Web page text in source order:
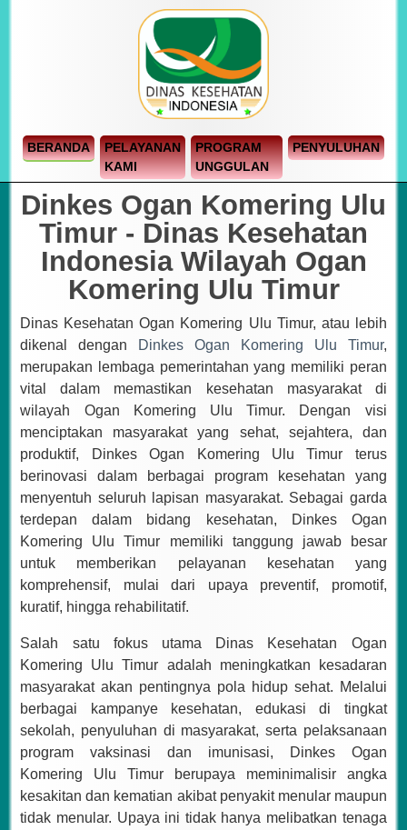
BERANDA
PELAYANAN
KAMI
PROGRAM
UNGGULAN
PENYULUHAN
Dinkes Ogan Komering Ulu
Timur - Dinas Kesehatan
Indonesia Wilayah Ogan
Komering Ulu Timur
Dinas Kesehatan Ogan Komering Ulu Timur, atau lebih
dikenal dengan
Dinkes Ogan Komering Ulu Timur,
merupakan lembaga pemerintahan yang memiliki peran
vital dalam memastikan kesehatan masyarakat di
wilayah Ogan Komering Ulu Timur. Dengan visi
menciptakan masyarakat yang sehat, sejahtera, dan
produktif, Dinkes Ogan Komering Ulu Timur terus
berinovasi dalam berbagai program kesehatan yang
menyentuh seluruh lapisan masyarakat. Sebagai garda
terdepan dalam bidang kesehatan, Dinkes Ogan
Komering Ulu Timur memiliki tanggung jawab besar
untuk memberikan pelayanan kesehatan yang
komprehensif, mulai dari upaya preventif, promotif,
kuratif, hingga rehabilitatif.
Salah satu fokus utama Dinas Kesehatan Ogan
Komering Ulu Timur adalah meningkatkan kesadaran
masyarakat akan pentingnya pola hidup sehat. Melalui
berbagai kampanye kesehatan, edukasi di tingkat
sekolah, penyuluhan di masyarakat, serta pelaksanaan
program vaksinasi dan imunisasi, Dinkes Ogan
Komering Ulu Timur berupaya meminimalisir angka
kesakitan dan kematian akibat penyakit menular maupun
tidak menular. Upaya ini tidak hanya melibatkan tenaga